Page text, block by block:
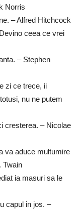
Norris
– Alfred Hitchcock
ceea ce vrei
– Stephen
zi ce trece, ii
nu ne putem
cresterea. – Nicolae
va aduce multumire
Twain
ia masuri sa le
capul in jos. –